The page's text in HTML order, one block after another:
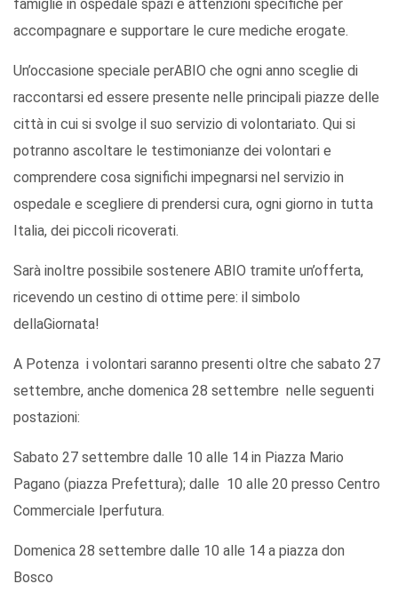
famiglie in ospedale spazi e attenzioni specifiche per
accompagnare e supportare le cure mediche erogate.
Un’occasione speciale perABIO che ogni anno sceglie di
raccontarsi ed essere presente nelle principali piazze delle
città in cui si svolge il suo servizio di volontariato. Qui si
potranno ascoltare le testimonianze dei volontari e
comprendere cosa significhi impegnarsi nel servizio in
ospedale e scegliere di prendersi cura, ogni giorno in tutta
Italia, dei piccoli ricoverati.
Sarà inoltre possibile sostenere ABIO tramite un’offerta,
ricevendo un cestino di ottime pere: il simbolo
dellaGiornata!
A Potenza i volontari saranno presenti oltre che sabato 27
settembre, anche domenica 28 settembre nelle seguenti
postazioni:
Sabato 27 settembre dalle 10 alle 14 in Piazza Mario
Pagano (piazza Prefettura); dalle 10 alle 20 presso Centro
Commerciale Iperfutura.
Domenica 28 settembre dalle 10 alle 14 a piazza don
Bosco